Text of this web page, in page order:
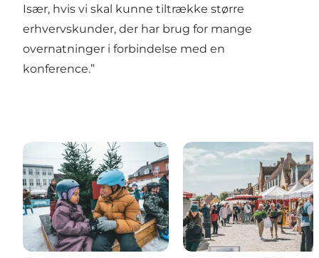
Især, hvis vi skal kunne tiltrække større
erhvervskunder, der har brug for mange
overnatninger i forbindelse med en
konference.”